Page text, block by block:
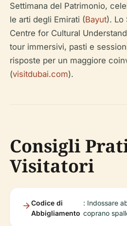
Settimana del Patrimonio,
le arti degli Emirati (Bayut). Lo
Centre for Cultural
tour immersivi, pasti e
risposte per un maggiore
(visitdubai.com).
Consigli
Visitatori
Codice di
Abbigliamento
: Indossare
coprano